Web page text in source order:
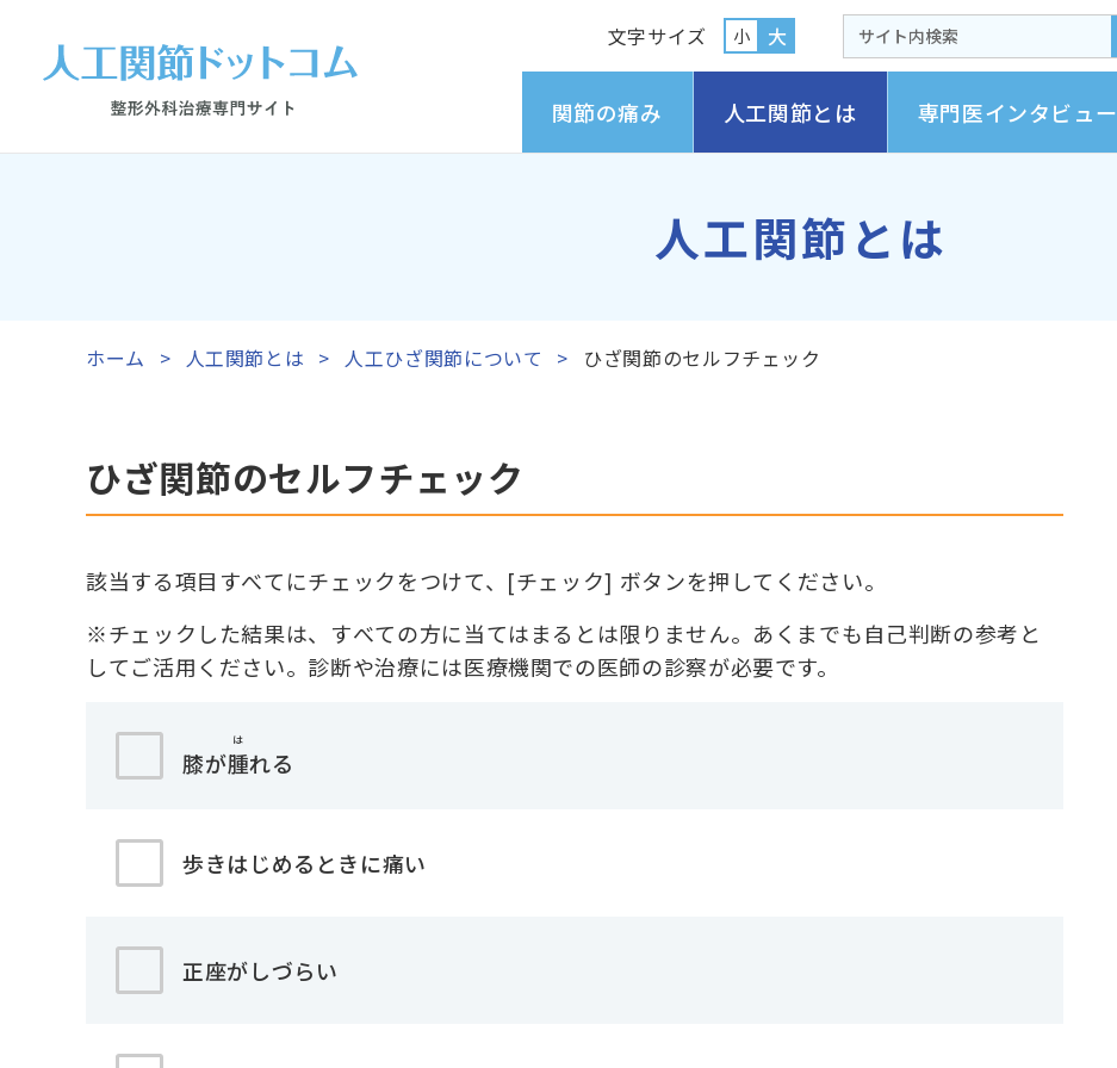
文字サイズ 小 大
関節の痛み 人工関節とは 専門医インタビュー
人工関節とは
ホーム 人工関節とは 人工ひざ関節について ひざ関節のセルフチェック
ひざ関節のセルフチェック
該当する項目すべてにチェックをつけて、[チェック] ボタンを押してください。
※チェックした結果は、すべての方に当てはまるとは限りません。あくまでも自己判断の参考と
してご活用ください。診断や治療には医療機関での医師の診察が必要です。
膝が腫
は
れる
歩きはじめるときに痛い
正座がしづらい